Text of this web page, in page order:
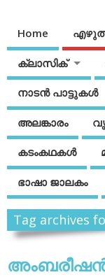
Home
ക്ലാസിക്
നാടന്‍ പാട്ടുകള്‍
അലങ്കാരം
കടംകഥകള്‍
ഭാഷാ ജാലകം
Tag archives